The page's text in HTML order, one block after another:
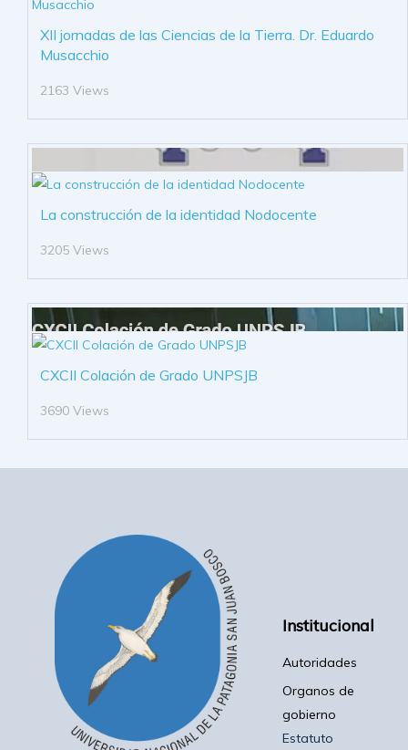
XII jornadas de las Ciencias de la Tierra. Dr. Eduardo
Musacchio
2163 Views
La construcción de la identidad Nodocente
3205 Views
CXCII Colación de Grado UNPSJB
3690 Views
Institucional
Autoridades
Organos de
gobierno
Estatuto